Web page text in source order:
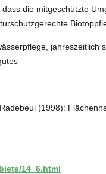
die mitgeschützte
jahreszeitlich
(1998):
14_6.html